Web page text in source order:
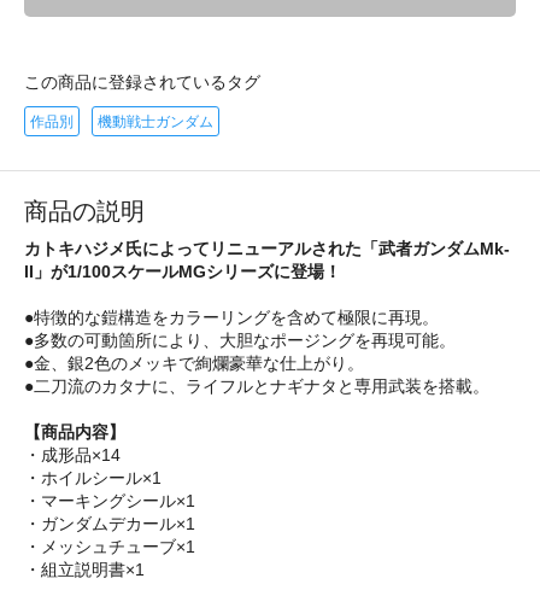
この商品に登録されているタグ
作品別 機動戦士ガンダム
商品の説明
カトキハジメ氏によってリニューアルされた「武者ガンダムMk-
II」が1/100スケールMGシリーズに登場！
●特徴的な鎧構造をカラーリングを含めて極限に再現。
●多数の可動箇所により、大胆なポージングを再現可能。
●金、銀2色のメッキで絢爛豪華な仕上がり。
●二刀流のカタナに、ライフルとナギナタと専用武装を搭載。
【商品内容】
・成形品×14
・ホイルシール×1
・マーキングシール×1
・ガンダムデカール×1
・メッシュチューブ×1
・組立説明書×1